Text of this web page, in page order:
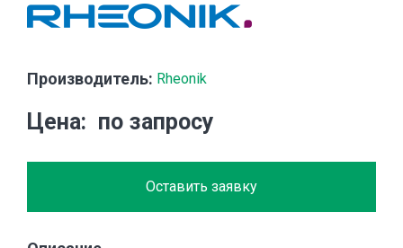
Производитель: Rheonik
Цена по запросу
Оставить заявку